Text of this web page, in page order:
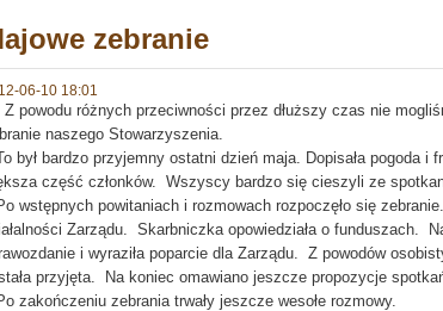
zebranie
06-10 18:01
powodu różnych przeciwności przez dłuższy czas nie
naszego Stowarzyszenia.
był bardzo przyjemny ostatni dzień maja. Dopisała pogoda i
część członków. Wszyscy bardzo się cieszyli ze
wstępnych powitaniach i rozmowach rozpoczęło się
Zarządu. Skarbniczka opowiedziała o funduszach.
i wyraziła poparcie dla Zarządu. Z powodów
przyjęta. Na koniec omawiano jeszcze propozycje
zakończeniu zebrania trwały jeszcze wesołe rozmowy.